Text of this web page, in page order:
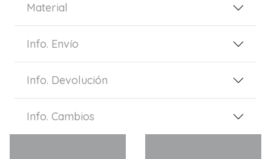
Material
Info. Envío
Info. Devolución
Info. Cambios